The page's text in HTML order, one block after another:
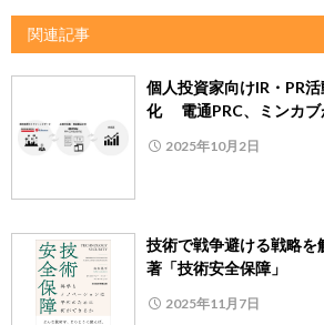
関連記事
個人投資家向けIR・PR
化 電通PRC、ミンカブ
2025年10月2日
技術で戦争避ける戦略
著「技術安全保障」
2025年11月7日